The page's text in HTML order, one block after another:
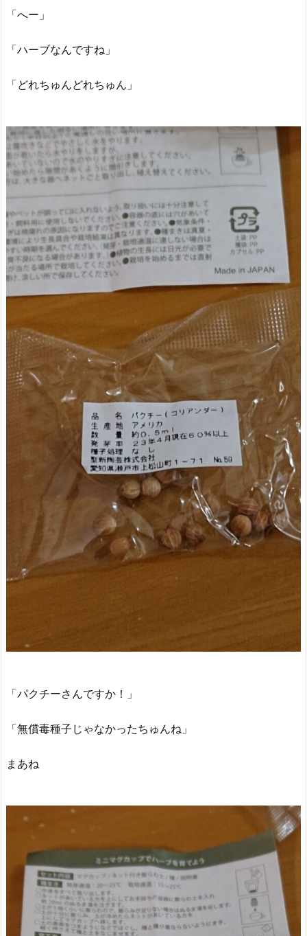
「へー」
「ハーブなんですね」
「どれちゅんどれちゅん」
「パクチーさんですか！」
「無償毒種子じゃなかったちゅんね」
まあね